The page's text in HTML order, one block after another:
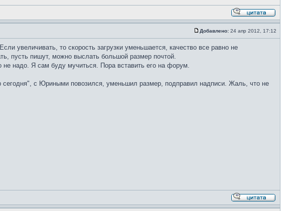
Добавлено: 24 апр 2012, 17:12
увеличивать, то скорость загрузки уменьшается, качество все равно не
пусть пишут, можно выслать большой размер почтой.
надо. Я сам буду мучиться. Пора вставить его на форум.
с Юриными повозился, уменьшил размер, подправил надписи. Жаль, что не